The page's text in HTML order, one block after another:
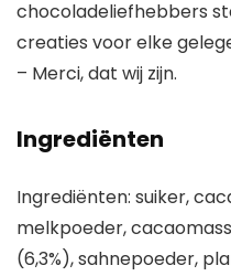
chocoladeliefhebbers
creaties voor elke
– Merci, dat wij zijn.
Ingrediënten
Ingrediënten: suiker,
melkpoeder,
(6,3%), sahnepoeder,